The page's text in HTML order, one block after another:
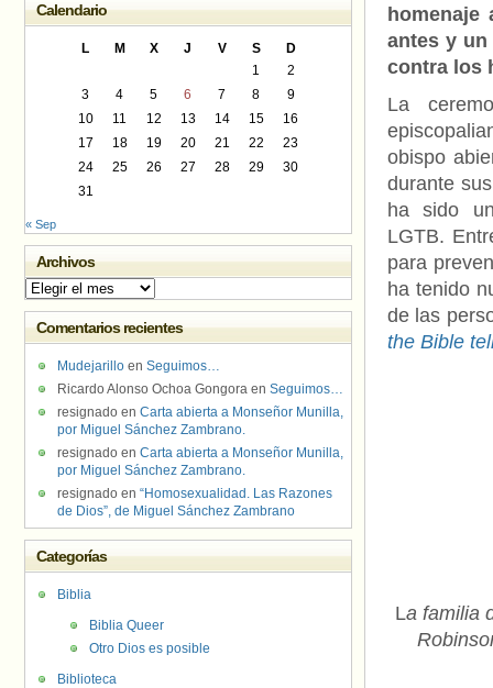
antes y
contra los
La
obispo
durante
ha sido
LGTB.
para
ha tenido
de las
the Bible
La familia
Calendario
L M X J V S
D
1
2
3
4 5 6 7 8
9
10
11 12 13 14 15
16
17
18 19 20 21 22
23
24
25 26 27 28 29
30
31
« Sep
Archivos
Archivos
Comentarios recientes
Mudejarillo en Seguimos…
Ricardo Alonso Ochoa Gongora en Seguimos…
resignado en Carta abierta a Monseñor Munilla,
por Miguel Sánchez Zambrano.
resignado en Carta abierta a Monseñor Munilla,
por Miguel Sánchez Zambrano.
resignado en “Homosexualidad. Las Razones
de Dios”, de Miguel Sánchez Zambrano
Categorías
Biblia
Biblia Queer
Otro Dios es posible
Biblioteca